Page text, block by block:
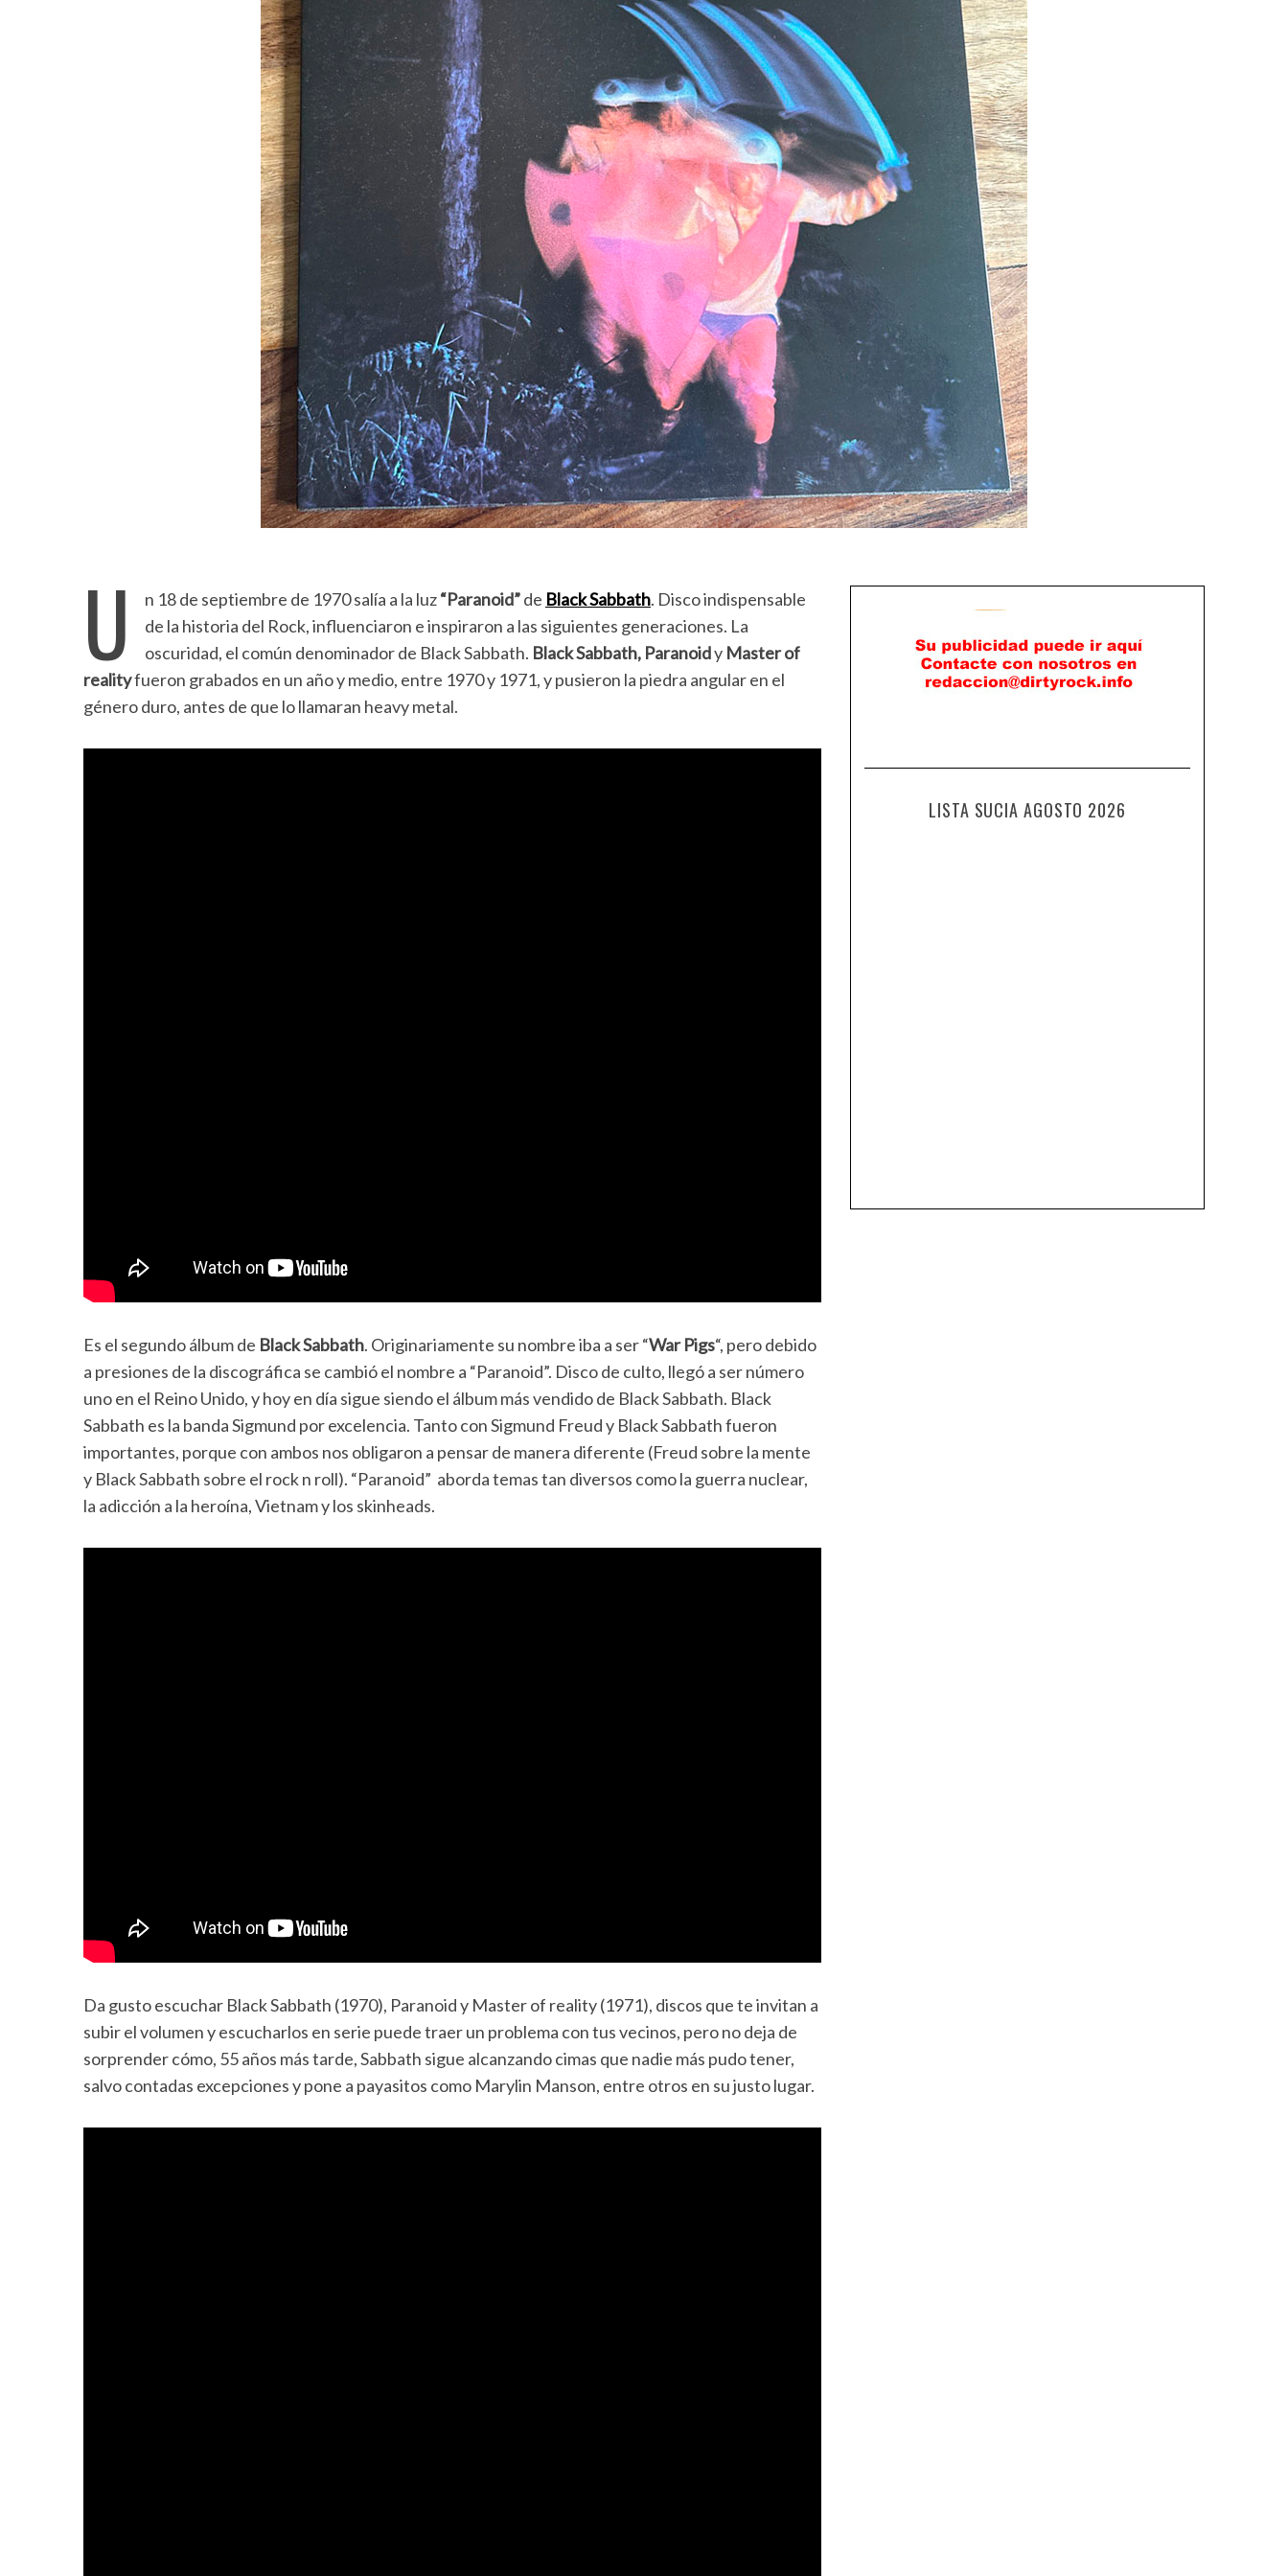
U n 18 de septiembre de 1970 salía a la luz“Paranoid”de Black Sabbath. Disco indispensable
de la historia del Rock, influenciaron e inspiraron a las siguientes generaciones. La
oscuridad, el común denominador de Black Sabbath. Black Sabbath, Paranoidy Master of
realityfueron grabados en un año y medio, entre 1970 y 1971, y pusieron la piedra angular en el
género duro, antes de que lo llamaran heavy metal.
Es el segundo álbum de Black Sabbath. Originariamente su nombre iba a ser “War Pigs“, pero debido
a presiones de la discográfica se cambió el nombre a “Paranoid”. Disco de culto, llegó a ser número
uno en el Reino Unido, y hoy en día sigue siendo el álbum más vendido de Black Sabbath. Black
Sabbath es la banda Sigmund por excelencia. Tanto con Sigmund Freud y Black Sabbath fueron
importantes, porque con ambos nos obligaron a pensar de manera diferente (Freud sobre la mente
y Black Sabbath sobre el rock n roll). “Paranoid” aborda temas tan diversos como la guerra nuclear,
la adicción a la heroína, Vietnam y los skinheads.
Da gusto escuchar Black Sabbath (1970), Paranoid y Master of reality (1971), discos que te invitan a
subir el volumen y escucharlos en serie puede traer un problema con tus vecinos, pero no deja de
sorprender cómo, 55 años más tarde, Sabbath sigue alcanzando cimas que nadie más pudo tener,
salvo contadas excepciones y pone a payasitos como Marylin Manson, entre otros en su justo lugar.
LISTA SUCIA AGOSTO 2026